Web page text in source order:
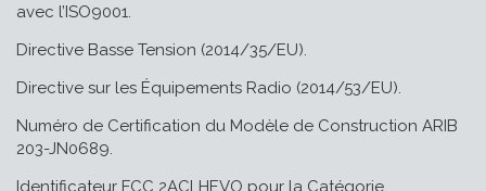
avec l’ISO9001.
Directive Basse Tension (2014/35/EU).
Directive sur les Équipements Radio (2014/53/EU).
Numéro de Certification du Modèle de Construction ARIB
203-JN0689.
Identificateur FCC 2ACLHEVO pour la Catégorie